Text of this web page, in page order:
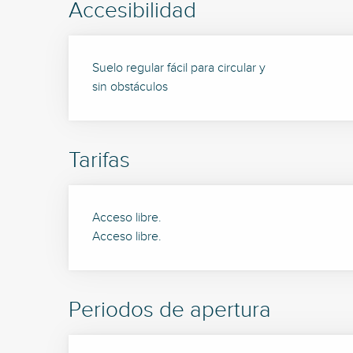
Accesibilidad
Suelo regular fácil para circular y
sin obstáculos
Tarifas
Acceso libre.
Acceso libre.
Periodos de apertura